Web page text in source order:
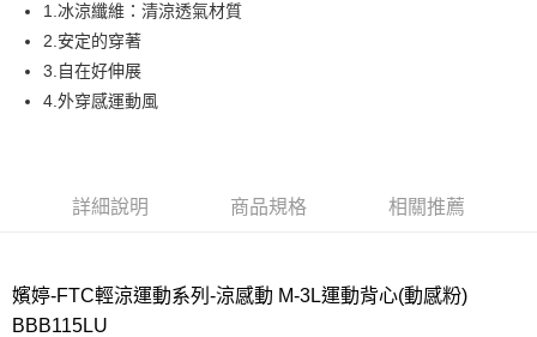
全家取貨付款
每筆NT$80，滿NT$1,000(含以上)免運費
付款後全家取貨
每筆NT$80，滿NT$1,000(含以上)免運費
宅配
1.冰涼纖維：清涼透氣材質
2.安定的穿著
3.自在好伸展
4.外穿感運動風
詳細說明 商品規格 相關推薦
嬪婷-FTC輕涼運動系列-涼感動 M-3L運動背心(動感粉)
BBB115LU